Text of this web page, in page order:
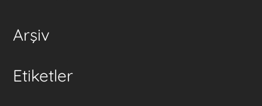
Arşiv
Etiketler